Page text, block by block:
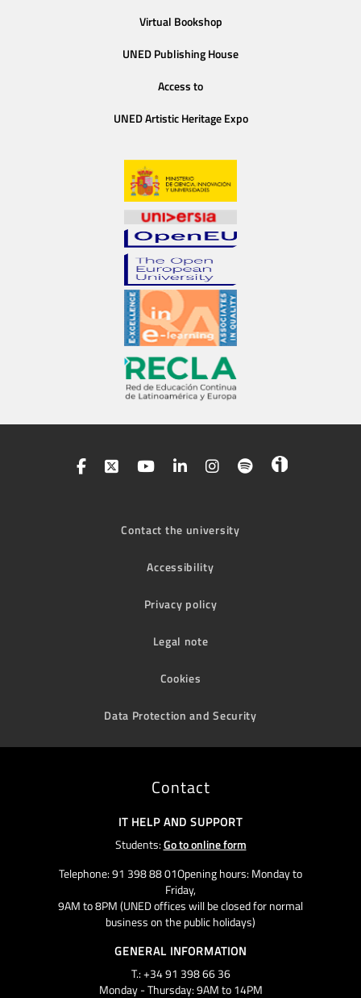
Virtual Bookshop
UNED Publishing House
Access to
UNED Artistic Heritage Expo
Contact the university
Accessibility
Privacy policy
Legal note
Cookies
Data Protection and Security
Contact
IT HELP AND SUPPORT
Students:Go to online form
Telephone: 91 398 88 01Opening hours: Monday to
Friday,
9AM to 8PM (UNED offices will be closed for normal
business on the public holidays)
GENERAL INFORMATION
T.: +34 91 398 66 36
Monday - Thursday: 9AM to 14PM